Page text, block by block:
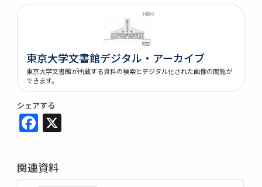
東京大学文書館デジタル・アーカイブ
東京大学文書館が所蔵する資料の検索とデジタル化された画像の閲覧が
できます。
シェアする
Facebook
関連資料